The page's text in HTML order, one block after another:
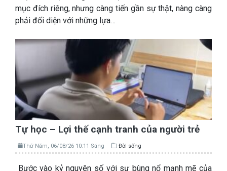
mục đích riêng, nhưng càng tiến gần sự thật, nàng càng
phải đối diện với những lựa…
Tự học – Lợi thế cạnh tranh của người trẻ
Thứ Năm, 06/08/26 10:11 Sáng Đời sống
Bước vào kỷ nguyên số với sự bùng nổ mạnh mẽ của